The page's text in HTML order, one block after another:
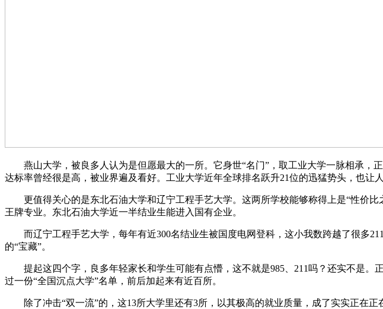
燕山大学，被良多人认为是但愿最大的一所。它身世“名门”，取工业大学一脉相承，
达标率曾经很是高，被业界遍及看好。工业大学近年全球排名跃升21位的迅猛势头，也让
更值得关心的是东北石油大学和辽宁工程手艺大学。这两所学校能够称得上是“性价比
王牌专业。东北石油大学近一半结业生能进入国有企业。
而辽宁工程手艺大学，每年有近300名结业生被国度电网登科，这小我数跨越了很多
的“宝藏”。
提起这四个字，良多年轻家长和学生可能有点懵，这不就是985、211吗？还实不是。
过一份“全国沉点大学”名单，前后加起来有近百所。
除了冲击“双一流”的，这13所大学里还有3所，以其极高的就业质量，成了实实正在正